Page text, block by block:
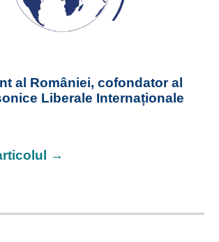
al României, cofondator al
Liberale Internaționale
→